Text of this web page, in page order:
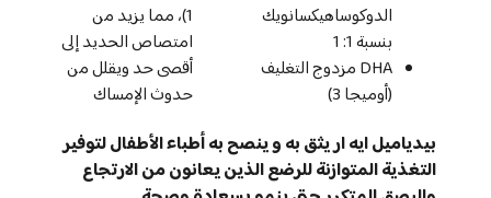
الدوكوساهيكسانويك
بنسبة 1: 1
DHA مزدوج التغليف
(أوميجا 3)
1)، مما يزيد من
امتصاص الحديد إلى
أقصى حد ويقلل من
حدوث الإمساك
بيدياميل ايه ار يثق به و ينصح به أطباء الأطفال لتوفير
التغذية المتوازنة للرضع الذين يعانون من الارتجاع